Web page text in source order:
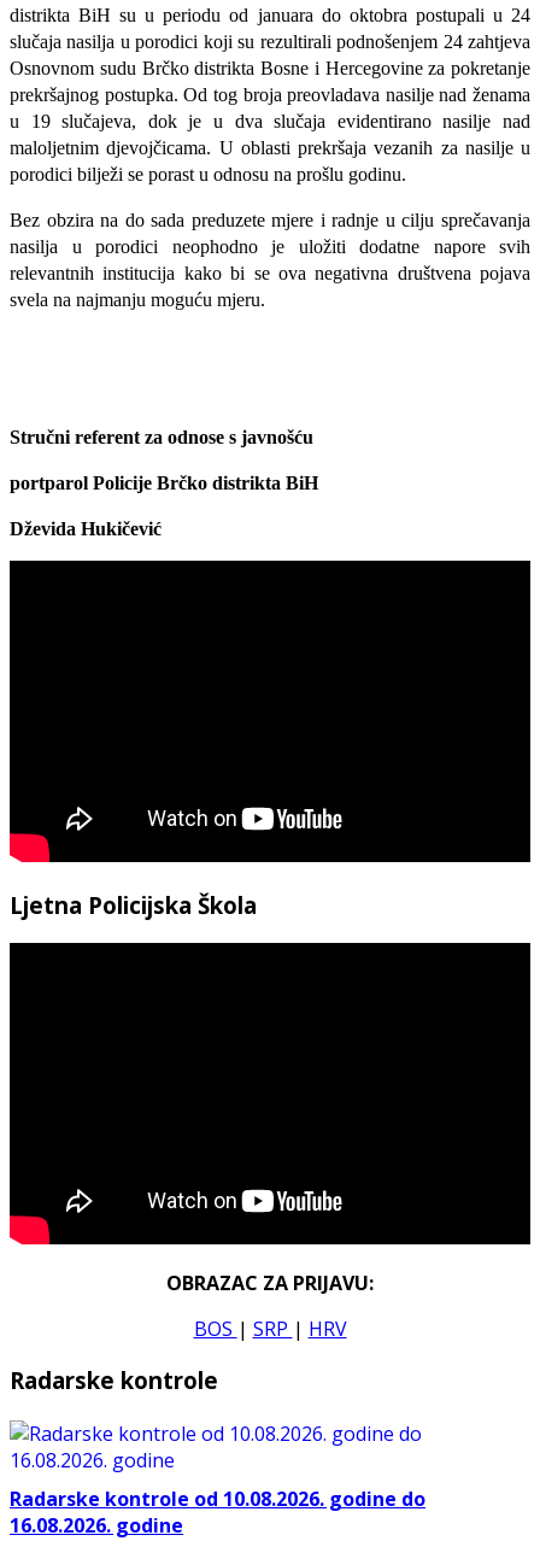
distrikta BiH su u periodu od januara do oktobra postupali u 24
slučaja nasilja u porodici koji su rezultirali podnošenjem 24 zahtjeva
Osnovnom sudu Brčko distrikta Bosne i Hercegovine za pokretanje
prekršajnog postupka. Od tog broja preovladava nasilje nad ženama
u 19 slučajeva, dok je u dva slučaja evidentirano nasilje nad
maloljetnim djevojčicama. U oblasti prekršaja vezanih za nasilje u
porodici bilježi se porast u odnosu na prošlu godinu.
Bez obzira na do sada preduzete mjere i radnje u cilju sprečavanja
nasilja u porodici neophodno je uložiti dodatne napore svih
relevantnih institucija kako bi se ova negativna društvena pojava
svela na najmanju moguću mjeru.
Stručni referent za odnose s javnošću
portparol Policije Brčko distrikta BiH
Dževida Hukičević
Ljetna Policijska Škola
OBRAZAC ZA PRIJAVU:
BOS | SRP | HRV
Radarske kontrole
Radarske kontrole od 10.08.2026. godine do
16.08.2026. godine